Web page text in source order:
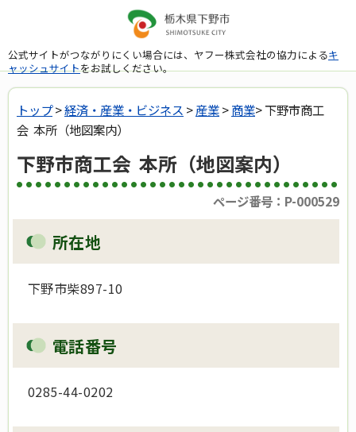
公式サイトがつながりにくい場合には、ヤフー株式会社の協力によるキ
ャッシュサイトをお試しください。
トップ>経済・産業・ビジネス >産業>商業> 下野市商工
会 本所（地図案内）
下野市商工会 本所（地図案内）
ページ番号：P-000529
所在地
下野市柴897-10
電話番号
0285-44-0202